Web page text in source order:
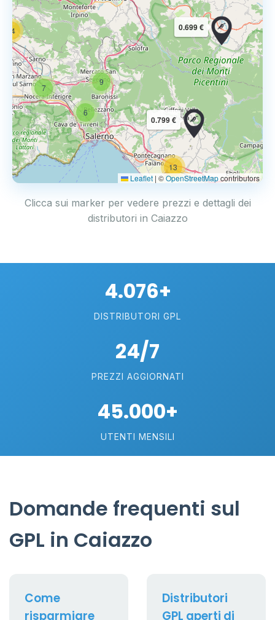
6
13
7
9
14
0.799 €
0.699 €
Leaflet | ©OpenStreetMapcontributors
Clicca sui marker per vedere prezzi e dettagli dei
distributori in Caiazzo
4.076+
DISTRIBUTORI GPL
24/7
PREZZI AGGIORNATI
45.000+
UTENTI MENSILI
Domande frequenti sul
GPL in Caiazzo
Come
risparmiare
Distributori
GPL aperti di